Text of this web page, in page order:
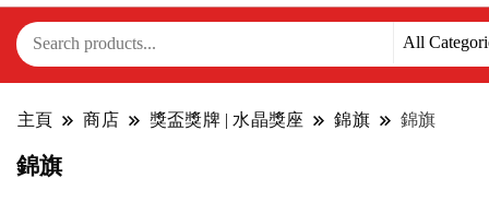
主頁 商店 獎盃獎牌 | 水晶獎座 錦旗 錦旗
錦旗